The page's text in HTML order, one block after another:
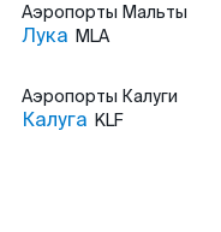
Аэропорты Мальты
Лука MLA
Аэропорты Калуги
Калуга KLF